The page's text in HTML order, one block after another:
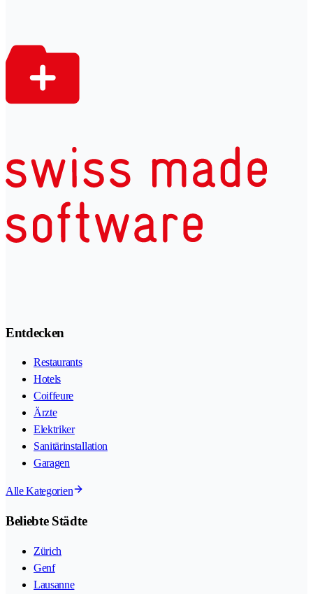
Entdecken
Restaurants
Hotels
Coiffeure
Ärzte
Elektriker
Sanitärinstallation
Garagen
Alle Kategorien
Beliebte Städte
Zürich
Genf
Lausanne